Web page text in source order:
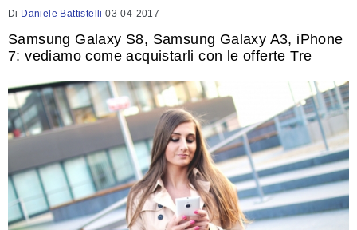
Di Daniele Battistelli 03-04-2017
Samsung Galaxy S8, Samsung Galaxy A3, iPhone
7: vediamo come acquistarli con le offerte Tre